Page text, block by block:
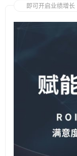
即可开启业绩增长